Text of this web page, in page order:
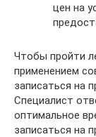
цен на
Чтобы пройти
применением
записаться на
Специалист
оптимальное
записаться на